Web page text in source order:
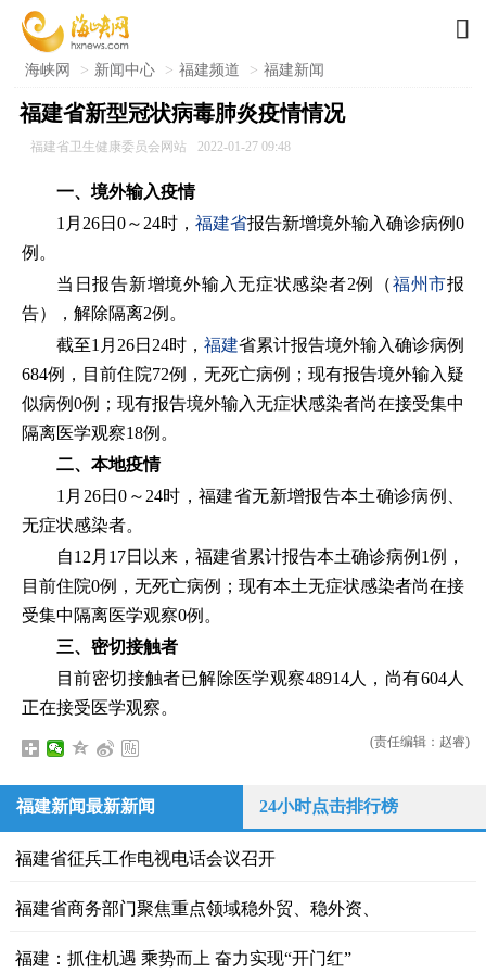

海峡网 > 新闻中心 > 福建频道 > 福建新闻
福建省新型冠状病毒肺炎疫情情况
福建省卫生健康委员会网站 2022-01-27 09:48
一、境外输入疫情
1月26日0～24时， 福建省报告新增境外输入确诊病例0
例。
当日报告新增境外输入无症状感染者2例（福州市报
告），解除隔离2例。
截至1月26日24时， 福建省累计报告境外输入确诊病例
684例，目前住院72例，无死亡病例；现有报告境外输入疑
似病例0例；现有报告境外输入无症状感染者尚在接受集中
隔离医学观察18例。
二、本地疫情
1月26日0～24时，福建省无新增报告本土确诊病例、
无症状感染者。
自12月17日以来，福建省累计报告本土确诊病例1例，
目前住院0例，无死亡病例；现有本土无症状感染者尚在接
受集中隔离医学观察0例。
三、密切接触者
目前密切接触者已解除医学观察48914人，尚有604人
正在接受医学观察。
(责任编辑：赵睿)
福建新闻最新新闻 24小时点击排行榜
福建省征兵工作电视电话会议召开
福建省商务部门聚焦重点领域稳外贸、稳外资、
福建：抓住机遇 乘势而上 奋力实现“开门红”